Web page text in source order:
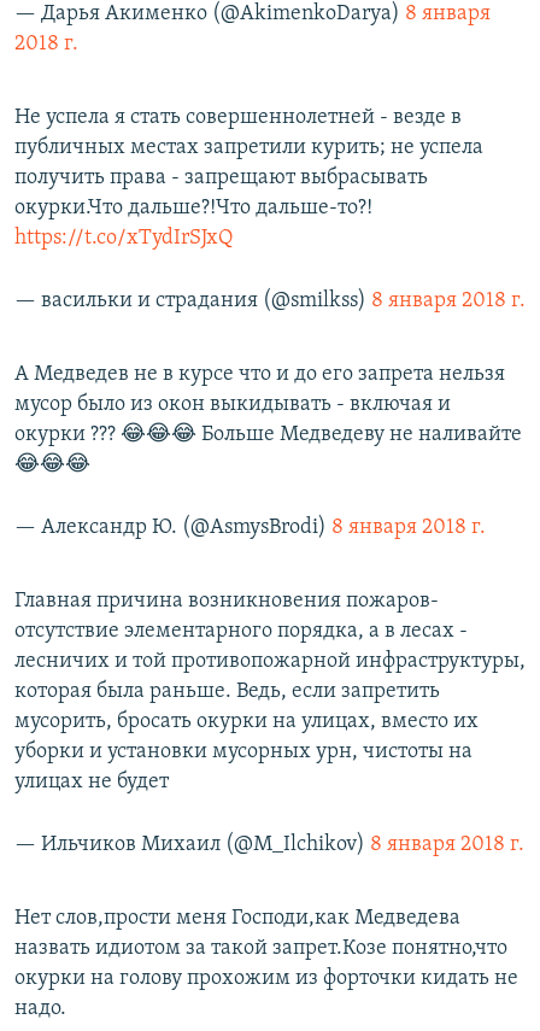
— Дарья Акименко (@AkimenkoDarya) 8 января
2018 г.
Не успела я стать совершеннолетней - везде в
публичных местах запретили курить; не успела
получить права - запрещают выбрасывать
окурки.Что дальше?!Что дальше-то?!
https://t.co/xTydIrSJxQ
— васильки и страдания (@smilkss) 8 января 2018 г.
А Медведев не в курсе что и до его запрета нельзя
мусор было из окон выкидывать - включая и
окурки ??? 😂😂😂 Больше Медведеву не наливайте
😂😂😂
— Александр Ю. (@AsmysBrodi) 8 января 2018 г.
Главная причина возникновения пожаров-
отсутствие элементарного порядка, а в лесах -
лесничих и той противопожарной инфраструктуры,
которая была раньше. Ведь, если запретить
мусорить, бросать окурки на улицах, вместо их
уборки и установки мусорных урн, чистоты на
улицах не будет
— Ильчиков Михаил (@M_Ilchikov) 8 января 2018 г.
Нет слов,прости меня Господи,как Медведева
назвать идиотом за такой запрет.Козе понятно,что
окурки на голову прохожим из форточки кидать не
надо.